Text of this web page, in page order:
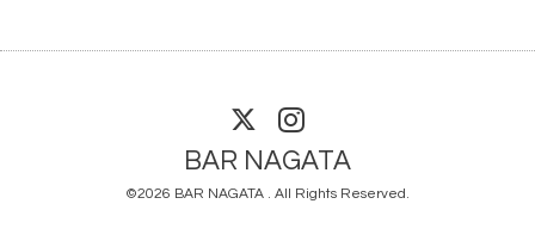
BAR NAGATA
©2026 BAR NAGATA . All Rights Reserved.